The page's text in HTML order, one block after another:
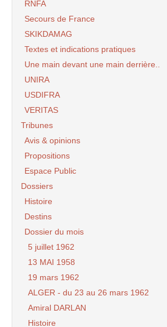
RNFA
Secours de France
SKIKDAMAG
Textes et indications pratiques
Une main devant une main derrière..
UNIRA
USDIFRA
VERITAS
Tribunes
Avis & opinions
Propositions
Espace Public
Dossiers
Histoire
Destins
Dossier du mois
5 juillet 1962
13 MAI 1958
19 mars 1962
ALGER - du 23 au 26 mars 1962
Amiral DARLAN
Histoire